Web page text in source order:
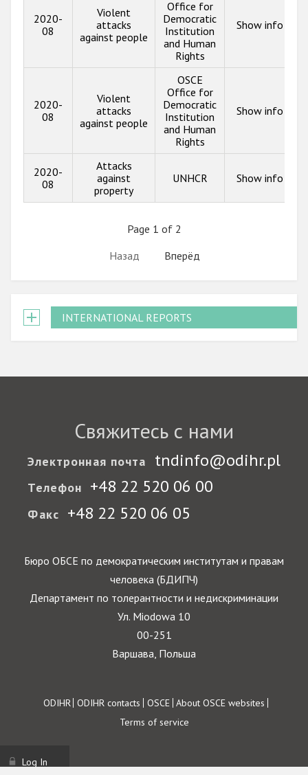
2020-
08
Violent
attacks
against people
Office for
Democratic
Institution
and Human
Rights
Show info
2020-
08
Violent
attacks
against people
OSCE
Office for
Democratic
Institution
and Human
Rights
Show info
2020-
08
Attacks
against
property
UNHCR Show info
Page 1 of 2
Назад
Вперёд
INTERNATIONAL REPORTS
Свяжитесь с нами
Электронная почта tndinfo@odihr.pl
Телефон +48 22 520 06 00
Факс +48 22 520 06 05
Бюро ОБСЕ по демократическим институтам и правам
человека (БДИПЧ)
Департамент по толерантности и недискриминации
Ул. Miodowa 10
00-251
Варшава, Польша
Footer
ODIHR ODIHR contacts OSCE About OSCE websites
Terms of service
Log In